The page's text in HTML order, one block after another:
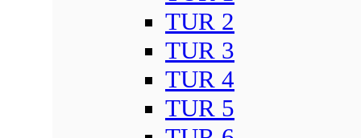
TUR 2
TUR 3
TUR 4
TUR 5